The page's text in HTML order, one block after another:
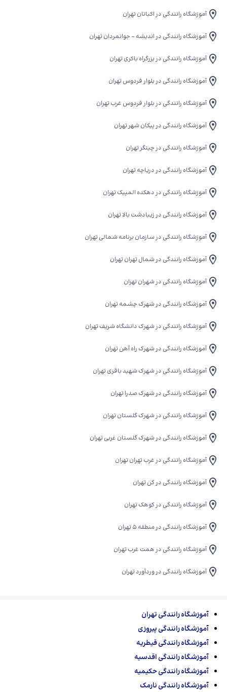
آموزشگاه رانندگی در اکباتان تهران
آموزشگاه رانندگی در اندیشه - جوانمردان تهران
آموزشگاه رانندگی در بزرگراه باکری تهران
آموزشگاه رانندگی در بلوار فردوس تهران
آموزشگاه رانندگی در بلوار فردوس غرب تهران
آموزشگاه رانندگی در پیکان شهر تهران
آموزشگاه رانندگی در چیتگر تهران
آموزشگاه رانندگی در دریاچه تهران
آموزشگاه رانندگی در دهکده المپیک تهران
آموزشگاه رانندگی در زیبادشت بالا تهران
آموزشگاه رانندگی در سازمان برنامه شمالی تهران
آموزشگاه رانندگی در شمال تهران تهران
آموزشگاه رانندگی در شهران تهران
آموزشگاه رانندگی در شهرک چشمه تهران
آموزشگاه رانندگی در شهرک دانشگاه شریف تهران
آموزشگاه رانندگی در شهرک راه آهن تهران
آموزشگاه رانندگی در شهرک شهید باقری تهران
آموزشگاه رانندگی در شهرک صدرا تهران
آموزشگاه رانندگی در شهرک گلستان تهران
آموزشگاه رانندگی در شهرک گلستان غربی تهران
آموزشگاه رانندگی در غرب تهران تهران
آموزشگاه رانندگی در کن تهران
آموزشگاه رانندگی در کوهک تهران
آموزشگاه رانندگی در منطقه 5 تهران
آموزشگاه رانندگی در همت غرب تهران
آموزشگاه رانندگی در وردآورد تهران
آموزشگاه رانندگی تهران
آموزشگاه رانندگی پیروزی
آموزشگاه رانندگی قیطریه
آموزشگاه رانندگی اقدسیه
آموزشگاه رانندگی حکیمیه
آموزشگاه رانندگی نارمک